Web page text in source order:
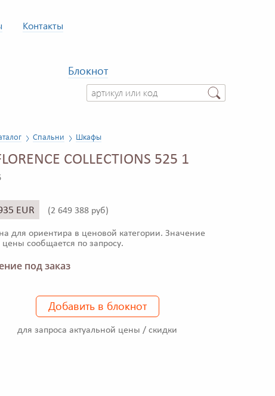
Контакты
Блокнот
Спальни Шкафы
COLLECTIONS 525 1
EUR (2 649 388 руб)
для ориентира в ценовой категории. Значение
цены сообщается по запросу.
под заказ
Добавить в блокнот
для запроса актуальной цены / скидки